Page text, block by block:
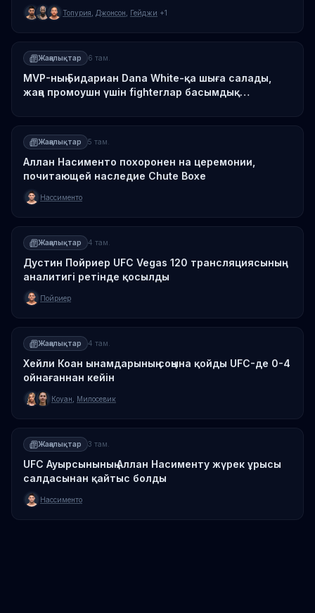
Топурия Джонсон Гейджи +1
Жаңалықтар 6 там.
MVP-ның Бидариан Dana White-қа шыға салады,
жаңа промоушн үшін fighterлар басымдық
Жаңалықтар 5 там.
Аллан Насименто похоронен на церемонии,
почитающей наследие Chute Boxe
Нассименто
Жаңалықтар 4 там.
Дустин Пойриер UFC Vegas 120 трансляциясының
аналитигі ретінде қосылды
Пойриер
Жаңалықтар 4 там.
Хейли Коан ынамдарының соңына қойды UFC-де 0-4
ойнағаннан кейін
Коуан Милосевик
Жаңалықтар 3 там.
UFC Ауырсынының Аллан Насименту жүрек ұрысы
салдасынан қайтыс болды
Нассименто